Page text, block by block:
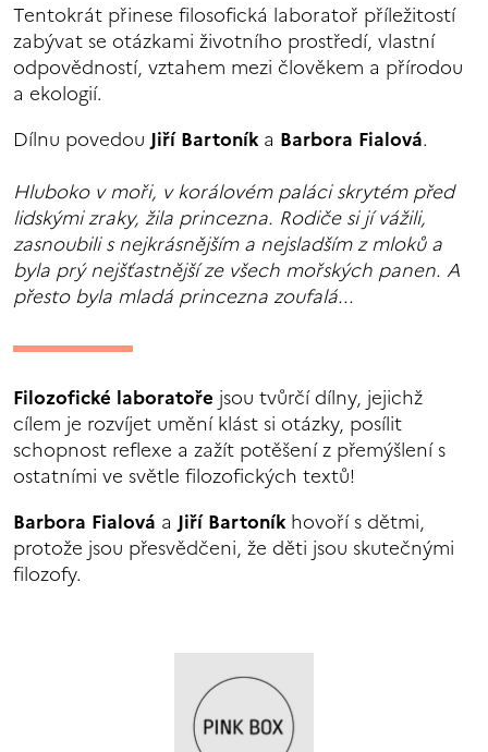
Tentokrát přinese filosofická laboratoř příležitostí
zabývat se otázkami životního prostředí, vlastní
odpovědností, vztahem mezi člověkem a přírodou
a ekologií.
Dílnu povedou Jiří Bartoník a Barbora Fialová.
Hluboko v moři, v korálovém paláci skrytém před
lidskými zraky, žila princezna. Rodiče si jí vážili,
zasnoubili s nejkrásnějším a nejsladším z mloků a
byla prý nejšťastnější ze všech mořských panen. A
přesto byla mladá princezna zoufalá...
Filozofické laboratoře jsou tvůrčí dílny, jejichž
cílem je rozvíjet umění klást si otázky, posílit
schopnost reflexe a zažít potěšení z přemýšlení s
ostatními ve světle filozofických textů!
Barbora Fialová a Jiří Bartoník hovoří s dětmi,
protože jsou přesvědčeni, že děti jsou skutečnými
filozofy.